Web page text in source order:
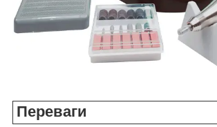
Переваги